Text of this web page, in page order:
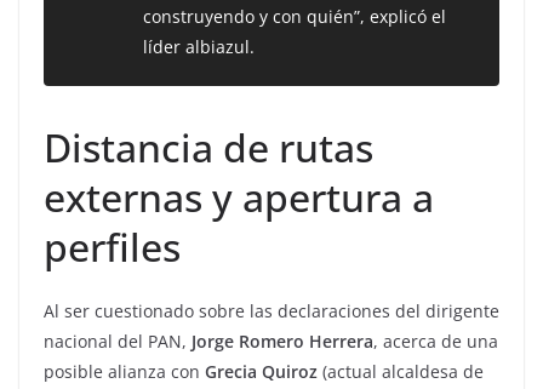
construyendo y con quién”, explicó el
líder albiazul.
Distancia de rutas
externas y apertura a
perfiles
Al ser cuestionado sobre las declaraciones del dirigente
nacional del PAN, Jorge Romero Herrera, acerca de una
posible alianza con Grecia Quiroz (actual alcaldesa de